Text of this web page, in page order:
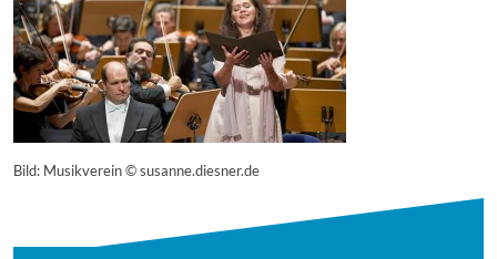
Bild: Musikverein © susanne.diesner.de